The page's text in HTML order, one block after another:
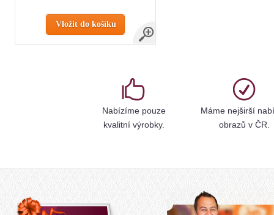
Vložit do košíku
Nabízíme pouze
kvalitní výrobky.
Máme nejširší
obrazů v ČR.